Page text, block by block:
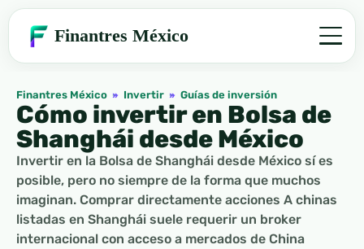
Finantres México
Finantres México » Invertir » Guías de inversión
Cómo invertir en Bolsa de
Shanghái desde México
Invertir en la Bolsa de Shanghái desde México sí es
posible, pero no siempre de la forma que muchos
imaginan. Comprar directamente acciones A chinas
listadas en Shanghái suele requerir un broker
internacional con acceso a mercados de China